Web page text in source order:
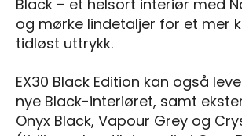
Black – et helsort interiør med
og mørke lindetaljer for et mer
tidløst uttrykk.
EX30 Black Edition kan også
nye Black-interiøret, samt
Onyx Black, Vapour Grey og